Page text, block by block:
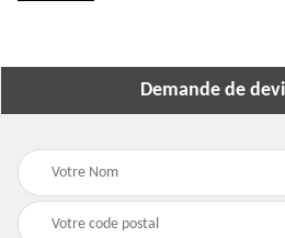
Demande de